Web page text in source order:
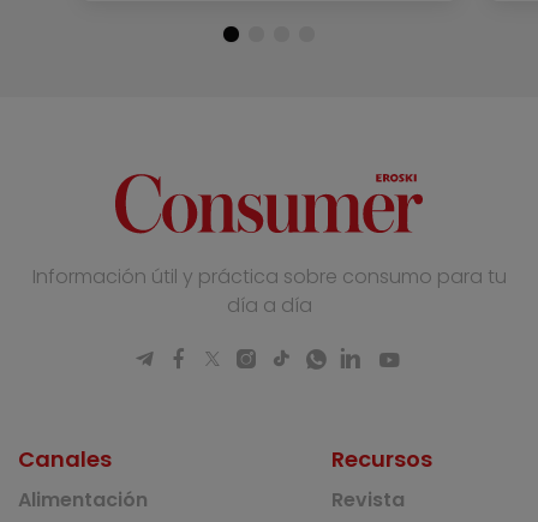
Información útil y práctica sobre consumo para tu
día a día
Canales
Alimentación
Recursos
Revista